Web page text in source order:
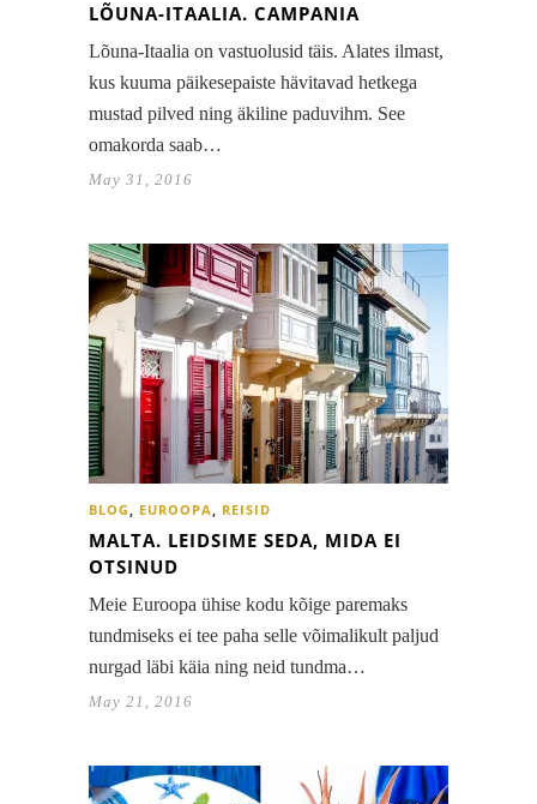
LÕUNA-ITAALIA. CAMPANIA
Lõuna-Itaalia on vastuolusid täis. Alates ilmast,
kus kuuma päikesepaiste hävitavad hetkega
mustad pilved ning äkiline paduvihm. See
omakorda saab…
May 31, 2016
BLOG, EUROOPA, REISID
MALTA. LEIDSIME SEDA, MIDA EI
OTSINUD
Meie Euroopa ühise kodu kõige paremaks
tundmiseks ei tee paha selle võimalikult paljud
nurgad läbi käia ning neid tundma…
May 21, 2016